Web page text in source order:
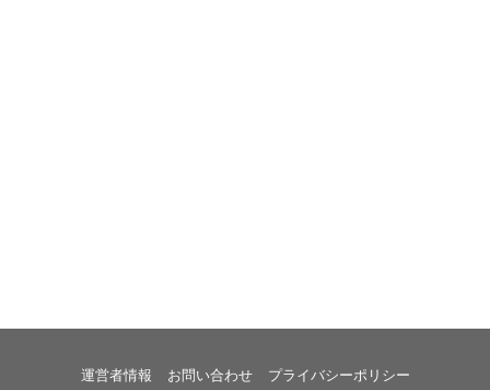
運営者情報 お問い合わせ プライバシーポリシー